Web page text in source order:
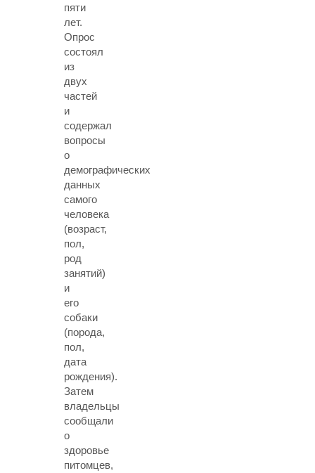
пяти
лет.
Опрос
состоял
из
двух
частей
и
содержал
вопросы
о
демографических
данных
самого
человека
(возраст,
пол,
род
занятий)
и
его
собаки
(порода,
пол,
дата
рождения).
Затем
владельцы
сообщали
о
здоровье
питомцев,